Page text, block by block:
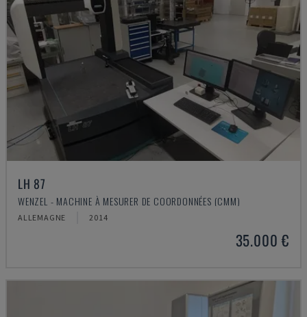
LH 87
WENZEL - MACHINE À MESURER DE COORDONNÉES (CMM)
ALLEMAGNE 2014
35.000 €